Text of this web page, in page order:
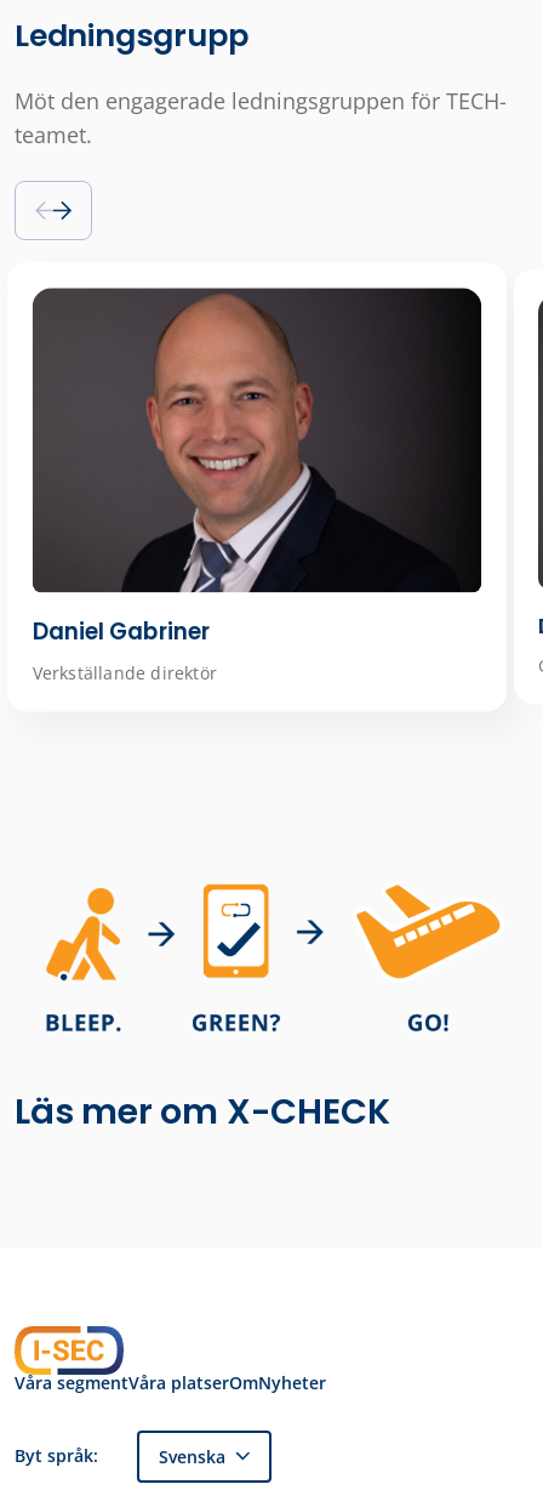
Ledningsgrupp
Möt den engagerade ledningsgruppen för TECH-
teamet.
Daniel Gabriner
Verkställande direktör
Läs mer om X-CHECK
Våra segmentVåra platserOmNyheter
Byt språk: Svenska